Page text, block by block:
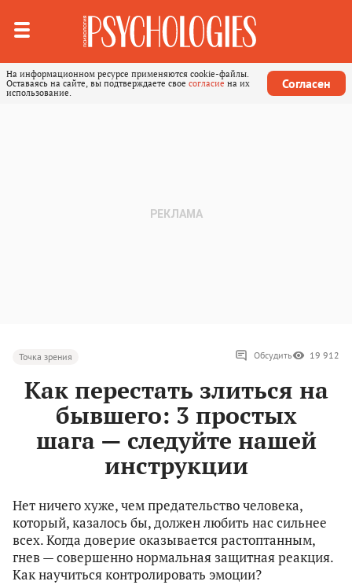
На информационном ресурсе применяются cookie-файлы.
Оставаясь на сайте, вы подтверждаете свое согласие на их
использование.
Согласен
Точка зрения Обсудить 19 912
Как перестать злиться на
бывшего: 3 простых
шага — следуйте нашей
инструкции
Нет ничего хуже, чем предательство человека,
который, казалось бы, должен любить нас сильнее
всех. Когда доверие оказывается растоптанным,
гнев — совершенно нормальная защитная реакция.
Как научиться контролировать эмоции?